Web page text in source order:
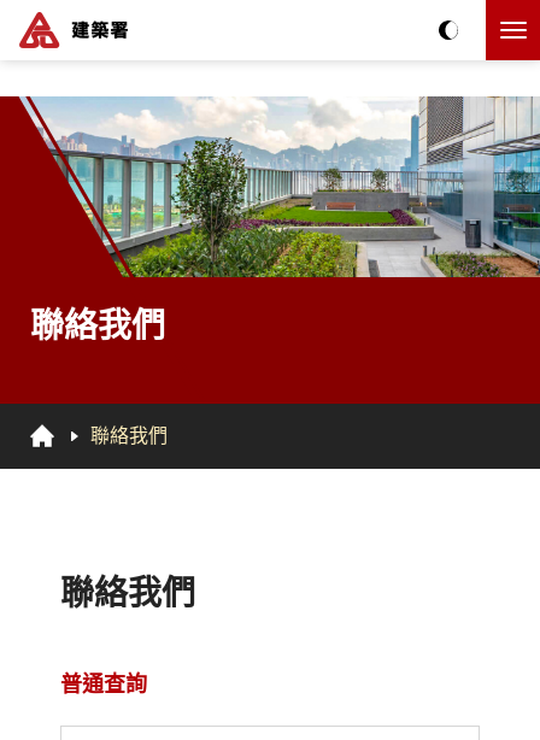
The detail of this page
聯絡我們
聯絡我們
聯絡我們
普通查詢